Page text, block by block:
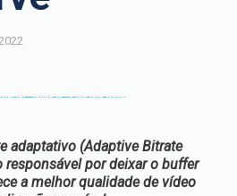
adaptativo (Adaptive Bitrate
responsável por deixar o buffer
a melhor qualidade de vídeo